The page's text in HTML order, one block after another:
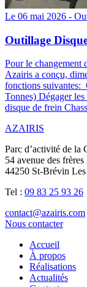
Le 06 mai 2026 -
Outillage
Pour le changement
Azairis a conçu,
fonctions suivantes:
Tonnes) Dégager
disque de frein
AZAIRIS
Parc d’activité de la
54 avenue des
44250 St-Brévin
Tel : 09 83 25 93 26
contact@azairis.com
Nous contacter
Accueil
À propos
Réalisations
Actualités